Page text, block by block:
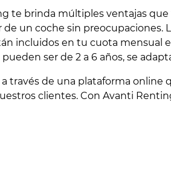
te brinda múltiples ventajas
un coche sin
incluidos en tu cuota mensual
ser de 2 a 6 años, se
través de una plataforma
clientes. Con Avanti